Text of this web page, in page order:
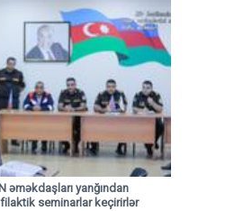
əməkdaşları yanğından
seminarlar keçirirlər